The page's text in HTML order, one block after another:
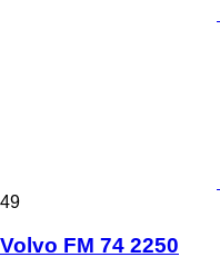
49
Volvo FM 74 2250